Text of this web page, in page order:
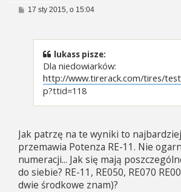
P17 sty 2015, o 15:04
lukass pisze:
Dla niedowiarków:
http://www.tirerack.com/tires/
p?ttid=118
Jak patrzę na te wyniki to
przemawia Potenza RE-11. Nie
numeracji... Jak się mają
do siebie? RE-11, RE050, RE070
dwie środkowe znam)?